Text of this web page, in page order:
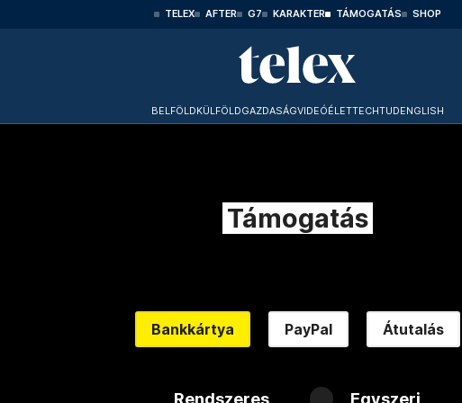
TELEX AFTER G7 KARAKTER TÁMOGATÁS SHOP
BELFÖLDKÜLFÖLDGAZDASÁGVIDEÓÉLETTECHTUDENGLISH
Támogatás
Bankkártya PayPal Átutalás
Rendszeres Egyszeri